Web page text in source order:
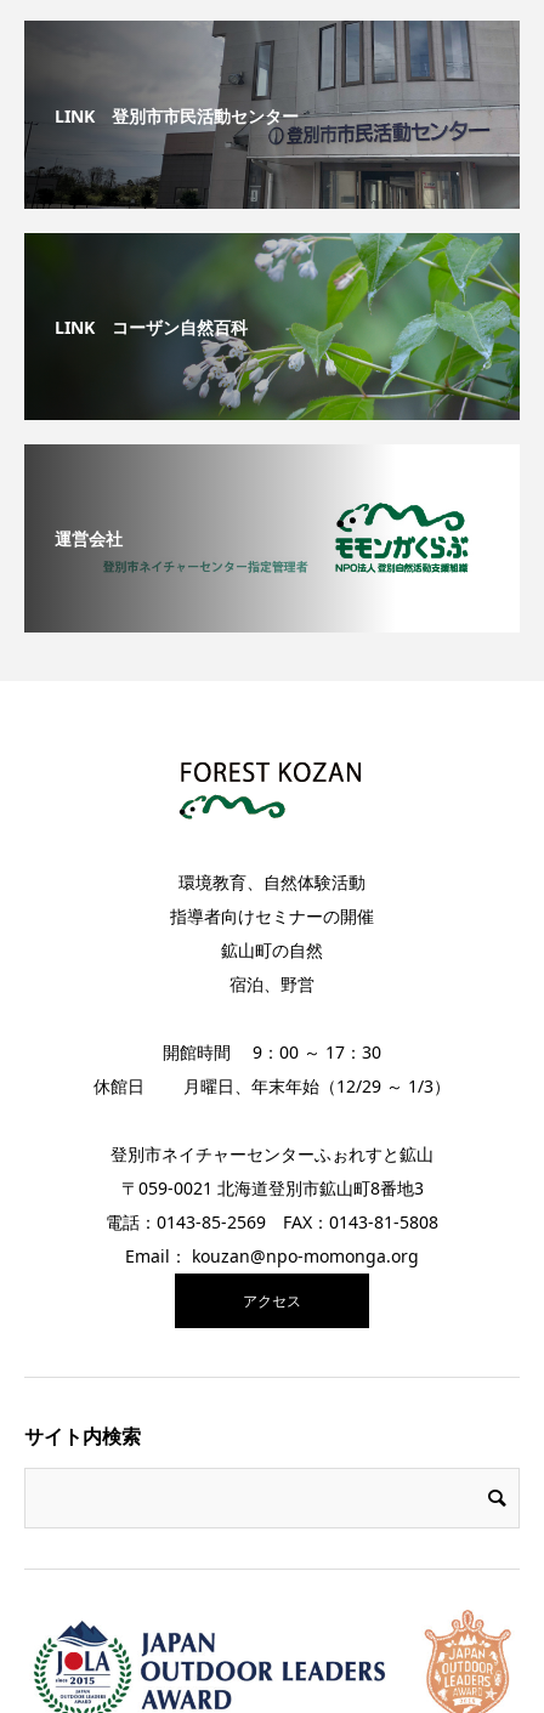
LINK 登別市市民活動センター
LINK コーザン自然百科
運営会社
環境教育、自然体験活動
指導者向けセミナーの開催
鉱山町の自然
宿泊、野営
開館時間 9：00 ～ 17：30
休館日 月曜日、年末年始（12/29 ～ 1/3）
登別市ネイチャーセンターふぉれすと鉱山
〒059-0021 北海道登別市鉱山町8番地3
電話：0143-85-2569 FAX：0143-81-5808
Email： kouzan@npo-momonga.org
アクセス
サイト内検索